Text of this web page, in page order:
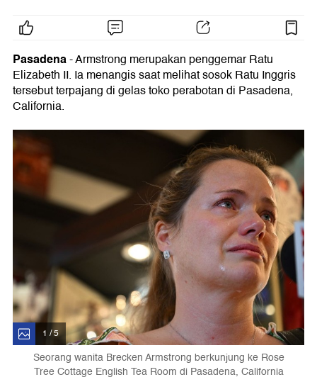
Pasadena- Armstrong merupakan penggemar Ratu
Elizabeth II. Ia menangis saat melihat sosok Ratu Inggris
tersebut terpajang di gelas toko perabotan di Pasadena,
California.
1 / 5
Seorang wanita Brecken Armstrong berkunjung ke Rose
Tree Cottage English Tea Room di Pasadena, California